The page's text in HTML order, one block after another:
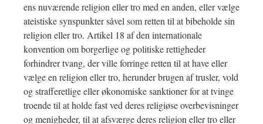
ens nuværende religion eller tro med en anden, eller vælge
ateistiske synspunkter såvel som retten til at bibeholde sin
religion eller tro. Artikel 18 af den internationale
konvention om borgerlige og politiske rettigheder
forhindrer tvang, der ville forringe retten til at have eller
vælge en religion eller tro, herunder brugen af trusler, vold
og strafferetlige eller økonomiske sanktioner for at tvinge
troende til at holde fast ved deres religiøse overbevisninger
og menigheder, til at afsværge deres religion eller tro eller